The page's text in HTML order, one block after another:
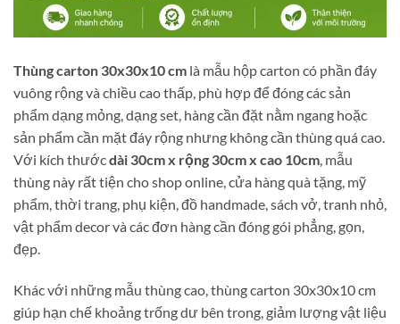
Thùng carton 30x30x10 cm là mẫu hộp carton có phần đáy
vuông rộng và chiều cao thấp, phù hợp để đóng các sản
phẩm dạng mỏng, dạng set, hàng cần đặt nằm ngang hoặc
sản phẩm cần mặt đáy rộng nhưng không cần thùng quá cao.
Với kích thướcdài 30cm x rộng 30cm x cao 10cm, mẫu
thùng này rất tiện cho shop online, cửa hàng quà tặng, mỹ
phẩm, thời trang, phụ kiện, đồ handmade, sách vở, tranh nhỏ,
vật phẩm decor và các đơn hàng cần đóng gói phẳng, gọn,
đẹp.
Khác với những mẫu thùng cao, thùng carton 30x30x10 cm
giúp hạn chế khoảng trống dư bên trong, giảm lượng vật liệu